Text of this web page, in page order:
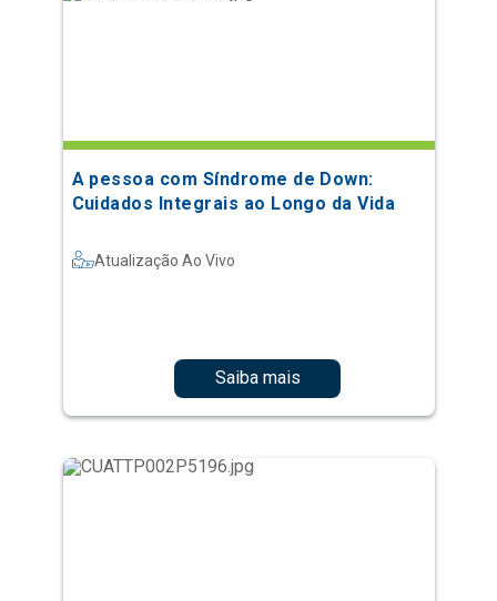
A pessoa com Síndrome de Down:
Cuidados Integrais ao Longo da Vida
Atualização Ao Vivo
Saiba mais